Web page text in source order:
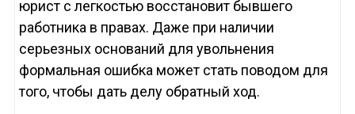
юрист с легкостью восстановит бывшего
работника в правах. Даже при наличии
серьезных оснований для увольнения
формальная ошибка может стать поводом для
того, чтобы дать делу обратный ход.